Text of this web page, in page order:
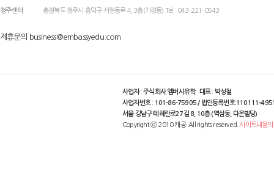
청주센터 충청북도 청주시 흥덕구 서현동로 4, 3층(가경동) Tel : 043-221-0543
제휴문의 business@embassyedu.com
사업자 : 주식회사 엠버시유학 대표 : 박성철
사업자번호 : 101-86-75905 / 법인등록번호:110111-
서울 강남구 테헤란로27길 8, 10층 (역삼동, 다온빌딩)
Copyright ⓒ 2010 캐공. All rights reserved.사이트내용